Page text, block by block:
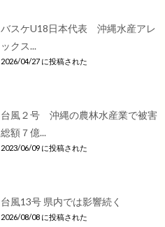
バスケU18日本代表 沖縄水産アレ
ックス...
2026/04/27 に投稿された
台風２号 沖縄の農林水産業で被害
総額７億...
2023/06/09 に投稿された
台風13号 県内では影響続く
2026/08/08 に投稿された